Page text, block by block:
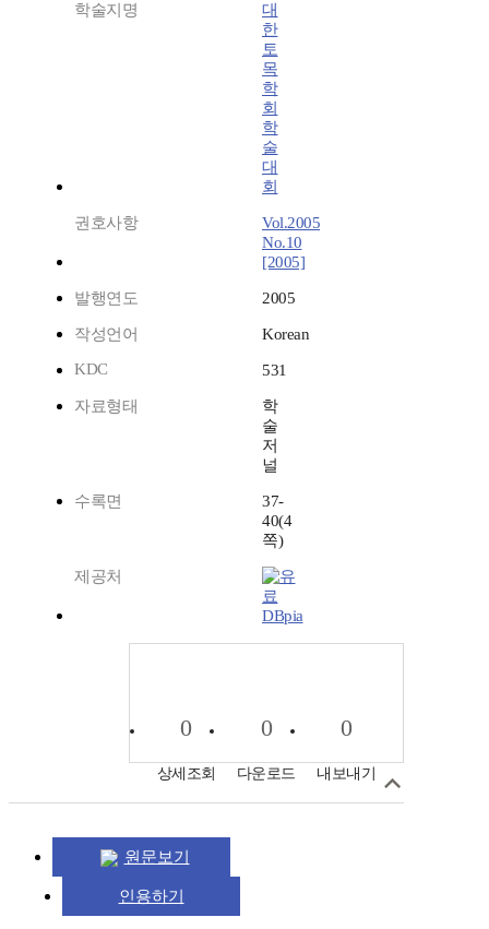
학술지명
대
한
토
목
학
회
학
술
대
회
권호사항
Vol.2005
No.10
[2005]
발행연도 2005
작성언어
Korean
KDC
531
자료형태
학
술
저
널
수록면
37-
40(4
쪽)
제공처
DBpia
0
상세조회
0
다운로드
0
내보내기
원문보기
인용하기